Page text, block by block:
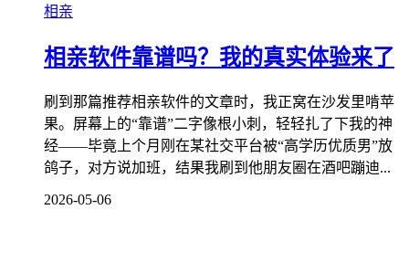
相亲
相亲软件靠谱吗？我的真实体验来了
刷到那篇推荐相亲软件的文章时，我正窝在沙发里啃苹
果。屏幕上的“靠谱”二字像根小刺，轻轻扎了下我的神
经——毕竟上个月刚在某社交平台被“高学历优质男”放
鸽子，对方说加班，结果我刷到他朋友圈在酒吧蹦迪...
2026-05-06